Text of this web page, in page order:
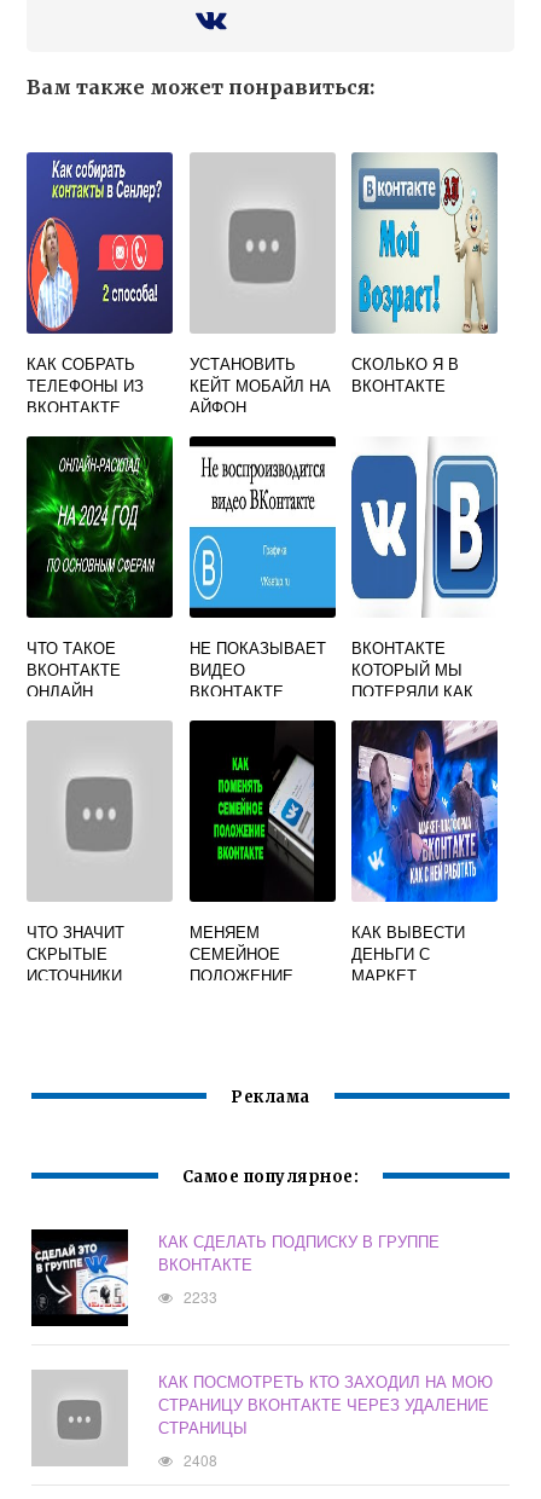
Вам также может понравиться:
КАК СОБРАТЬ
ТЕЛЕФОНЫ ИЗ
ВКОНТАКТЕ
УСТАНОВИТЬ
КЕЙТ МОБАЙЛ НА
АЙФОН
СКОЛЬКО Я В
ВКОНТАКТЕ
ЧТО ТАКОЕ
ВКОНТАКТЕ
ОНЛАЙН
НЕ ПОКАЗЫВАЕТ
ВИДЕО
ВКОНТАКТЕ
ВКОНТАКТЕ
КОТОРЫЙ МЫ
ПОТЕРЯЛИ КАК
СТАРЫЙ ДИЗАЙН
СОЦСЕТИ И ЧЕМ
ОН ВАМ
ЗАПОМНИЛСЯ
ЧТО ЗНАЧИТ
СКРЫТЫЕ
ИСТОЧНИКИ
МЕНЯЕМ
СЕМЕЙНОЕ
ПОЛОЖЕНИЕ
КАК ВЫВЕСТИ
ДЕНЬГИ С
МАРКЕТ
Реклама
Самое популярное:
КАК СДЕЛАТЬ ПОДПИСКУ В ГРУППЕ
ВКОНТАКТЕ
2233
КАК ПОСМОТРЕТЬ КТО ЗАХОДИЛ НА МОЮ
СТРАНИЦУ ВКОНТАКТЕ ЧЕРЕЗ УДАЛЕНИЕ
СТРАНИЦЫ
2408